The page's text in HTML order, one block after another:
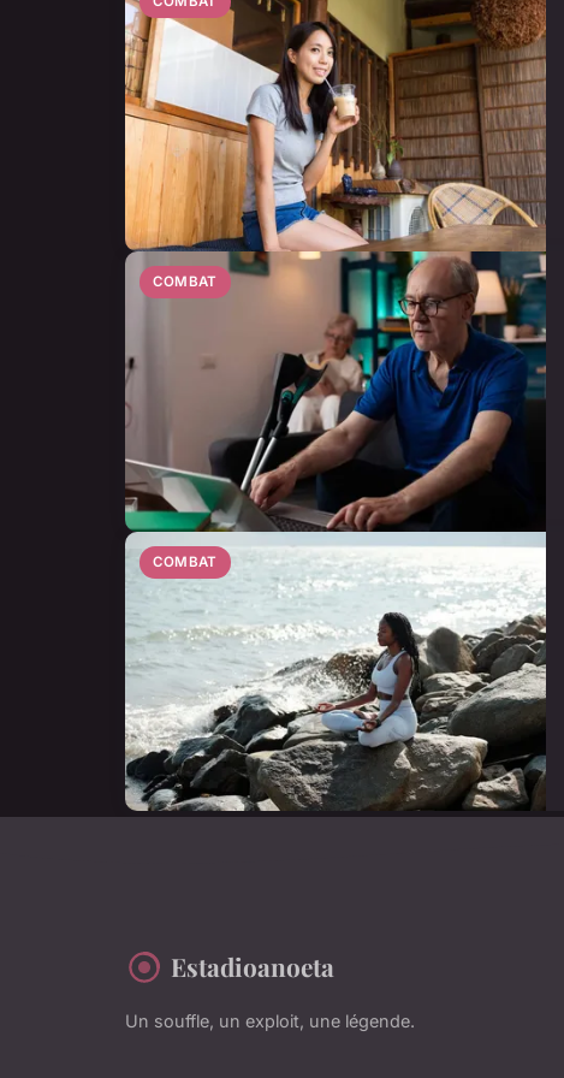
COMBAT
COMBAT
Estadioanoeta
Un souffle, un exploit, une légende.